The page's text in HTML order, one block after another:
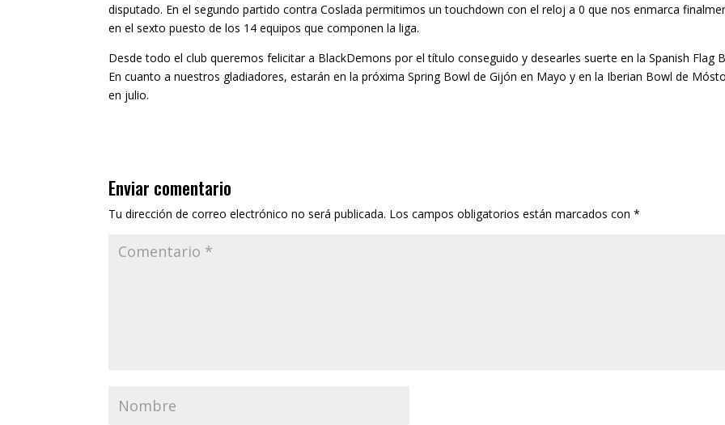
disputado. En el segundo partido contra Coslada permitimos un touchdown con el reloj a 0 que nos enmarca
en el sexto puesto de los 14 equipos que componen la liga.
Desde todo el club queremos felicitar a BlackDemons por el título conseguido y desearles suerte en la Spanish Flag
En cuanto a nuestros gladiadores, estarán en la próxima Spring Bowl de Gijón en Mayo y en la Iberian Bowl de
en julio.
Enviar comentario
Tu dirección de correo electrónico no será publicada. Los campos obligatorios están marcados con*